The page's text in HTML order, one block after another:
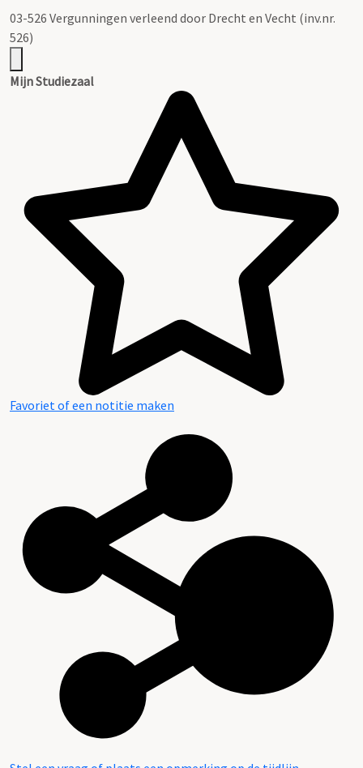
03-526 Vergunningen verleend door Drecht en Vecht (inv.nr.
526)
Mijn Studiezaal
Favoriet of een notitie maken